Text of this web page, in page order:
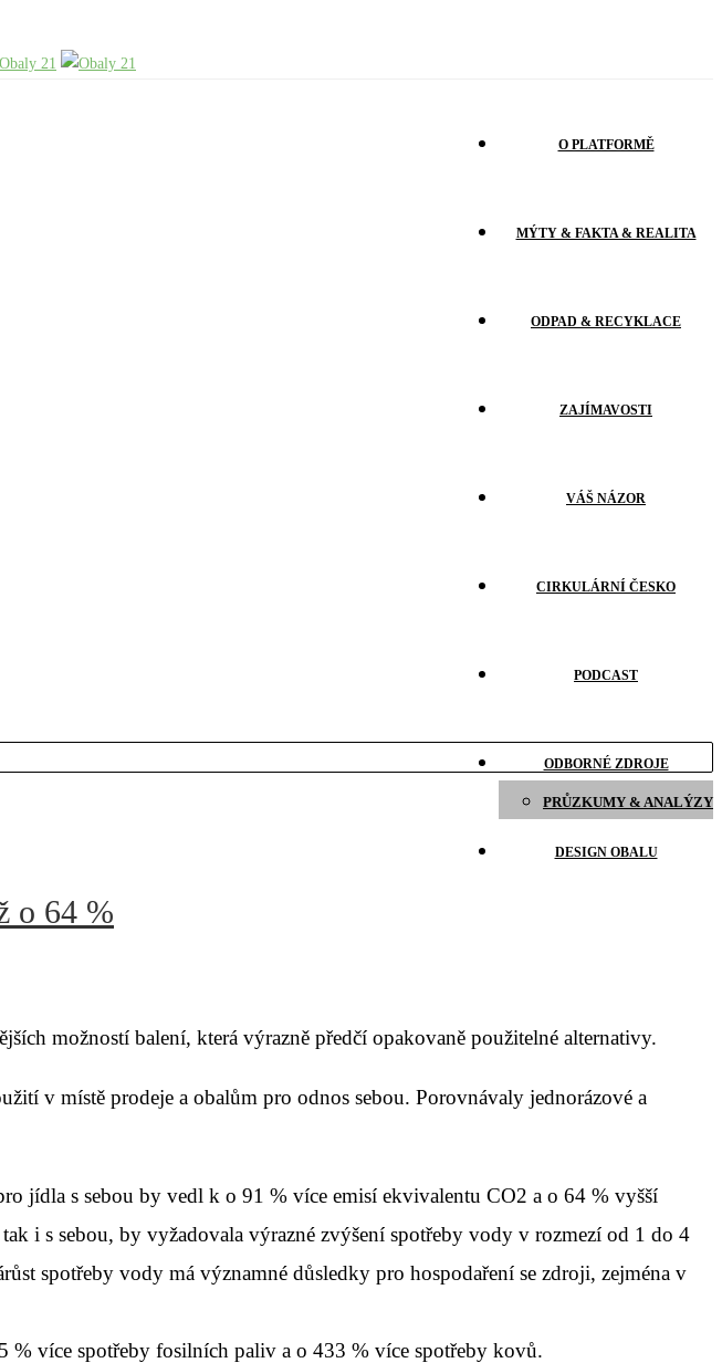
O PLATFORMĚ
MÝTY & FAKTA & REALITA
ODPAD & RECYKLACE
ZAJÍMAVOSTI
VÁŠ NÁZOR
CIRKULÁRNÍ ČESKO
PODCAST
ODBORNÉ ZDROJE
PRŮZKUMY & ANALÝZY
DESIGN OBALU
o 64 %
možností balení, která výrazně předčí opakovaně použitelné alternativy.
v místě prodeje a obalům pro odnos sebou. Porovnávaly jednorázové a
jídla s sebou by vedl k o 91 % více emisí ekvivalentu CO2 a o 64 % vyšší
i s sebou, by vyžadovala výrazné zvýšení spotřeby vody v rozmezí od 1 do 4
spotřeby vody má významné důsledky pro hospodaření se zdroji, zejména v
% více spotřeby fosilních paliv a o 433 % více spotřeby kovů.